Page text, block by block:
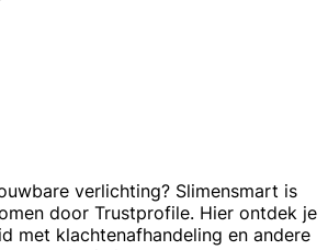
verlichting? Slimensmart is
door Trustprofile. Hier ontdek je
met klachtenafhandeling en andere